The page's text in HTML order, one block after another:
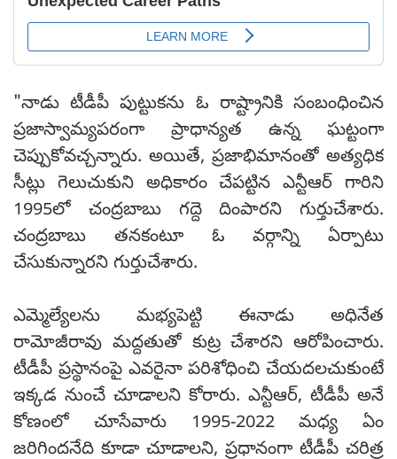
"నాడు టీడీపీ పుట్టుకను ఓ రాష్ట్రానికి సంబంధించిన
ప్రజాస్వామ్యపరంగా ప్రాధాన్యత ఉన్న ఘట్టంగా
చెప్పుకోవచ్చన్నారు. అయితే, ప్రజాభిమానంతో అత్యధిక
సీట్లు గెలుచుకుని అధికారం చేపట్టిన ఎన్టీఆర్ గారిని
1995లో చంద్రబాబు గద్దె దింపారని గుర్తుచేశారు.
చంద్రబాబు తనకంటూ ఓ వర్గాన్ని ఏర్పాటు
చేసుకున్నారని గుర్తుచేశారు.
ఎమ్మెల్యేలను మభ్యపెట్టి ఈనాడు అధినేత
రామోజీరావు మద్దతుతో కుట్ర చేశారని ఆరోపించారు.
టీడీపీ ప్రస్థానంపై ఎవరైనా పరిశోధించి చేయదలచుకుంటే
ఇక్కడ నుంచే చూడాలని కోరారు. ఎన్టీఆర్, టీడీపీ అనే
కోణంలో చూసేవారు 1995-2022 మధ్య ఏం
జరిగిందనేది కూడా చూడాలని, ప్రధానంగా టీడీపీ చరిత్ర